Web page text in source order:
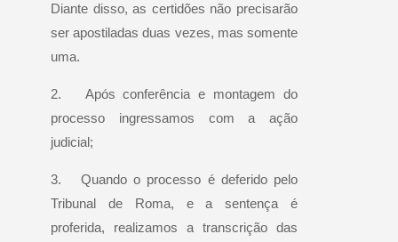
Diante disso, as certidões não precisarão
ser apostiladas duas vezes, mas somente
uma.
2. Após conferência e montagem do
processo ingressamos com a ação
judicial;
3. Quando o processo é deferido pelo
Tribunal de Roma, e a sentença é
proferida, realizamos a transcrição das